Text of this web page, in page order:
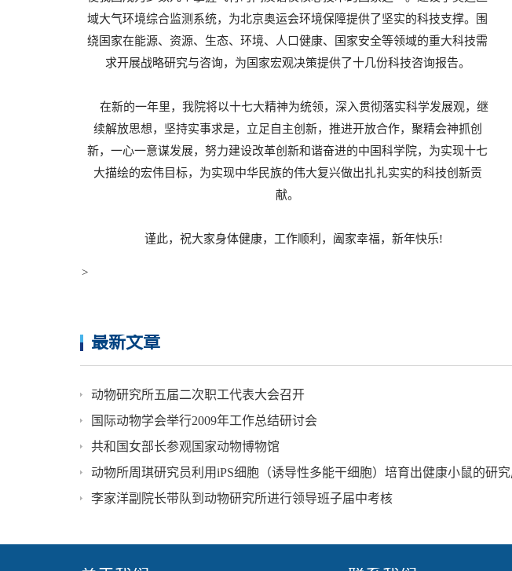
域大气环境综合监测系统，为北京奥运会环境保障提供了坚实的科技支撑。围
绕国家在能源、资源、生态、环境、人口健康、国家安全等领域的重大科技需
求开展战略研究与咨询，为国家宏观决策提供了十几份科技咨询报告。
在新的一年里，我院将以十七大精神为统领，深入贯彻落实科学发展观，继
续解放思想，坚持实事求是，立足自主创新，推进开放合作，聚精会神抓创
新，一心一意谋发展，努力建设改革创新和谐奋进的中国科学院，为实现十七
大描绘的宏伟目标，为实现中华民族的伟大复兴做出扎扎实实的科技创新贡
献。
谨此，祝大家身体健康，工作顺利，阖家幸福，新年快乐!
>
最新文章
动物研究所五届二次职工代表大会召开
国际动物学会举行2009年工作总结研讨会
共和国女部长参观国家动物博物馆
李家洋副院长带队到动物研究所进行领导班子届中考核